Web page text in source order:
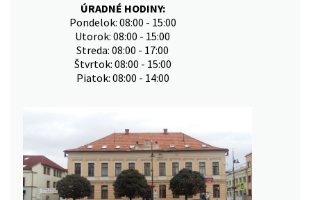
ÚRADNÉ HODINY:
Pondelok: 08:00 - 15:00
Utorok: 08:00 - 15:00
Streda: 08:00 - 17:00
Štvrtok: 08:00 - 15:00
Piatok: 08:00 - 14:00